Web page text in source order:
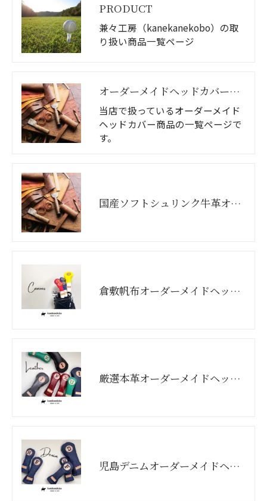
PRODUCT
兼々工房（kanekanekobo）の取
り扱い商品一覧ページ
オーダーメイドヘッドカバー商品一覧
当店で扱っているオーダーメイド
ヘッドカバー商品の一覧ページで
す。
国産ソフトシュリンク牛革オーダーメイドヘッドカバー（バイカラー）
倉敷帆布オーダーメイドヘッドカバー（バイカラー）
厳選本革オーダーメイドヘッドカバー
児島デニムオーダーメイドヘッドカバー